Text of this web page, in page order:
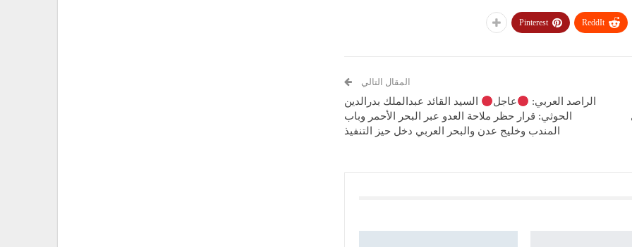
ReddIt
Pinterest
المقال التالي
الراصد العربي: عاجل
السيد القائد عبدالملك بدرالدين
الحوثي: قرار حظر ملاحة العدو عبر البحر الأحمر وباب
المندب وخليج عدن والبحر العربي دخل حيز التنفيذ